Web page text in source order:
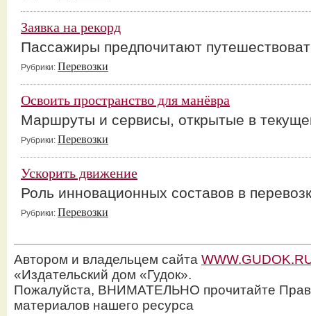
Заявка на рекорд
Пассажиры предпочитают
Рубрики: Перевозки
Освоить пространство для манёвра
Маршруты и сервисы, открытые в
Рубрики: Перевозки
Ускорить движение
Роль инновационных составов в
Рубрики: Перевозки
Автором и владельцем сайта
«Издательский дом «Гудок».
Пожалуйста, ВНИМАТЕЛЬНО прочитайте
материалов нашего ресурса